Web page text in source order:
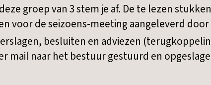
groep van 3 stem je af. De te lezen
voor de seizoens-meeting aangeleverd
besluiten en adviezen
mail naar het bestuur gestuurd en